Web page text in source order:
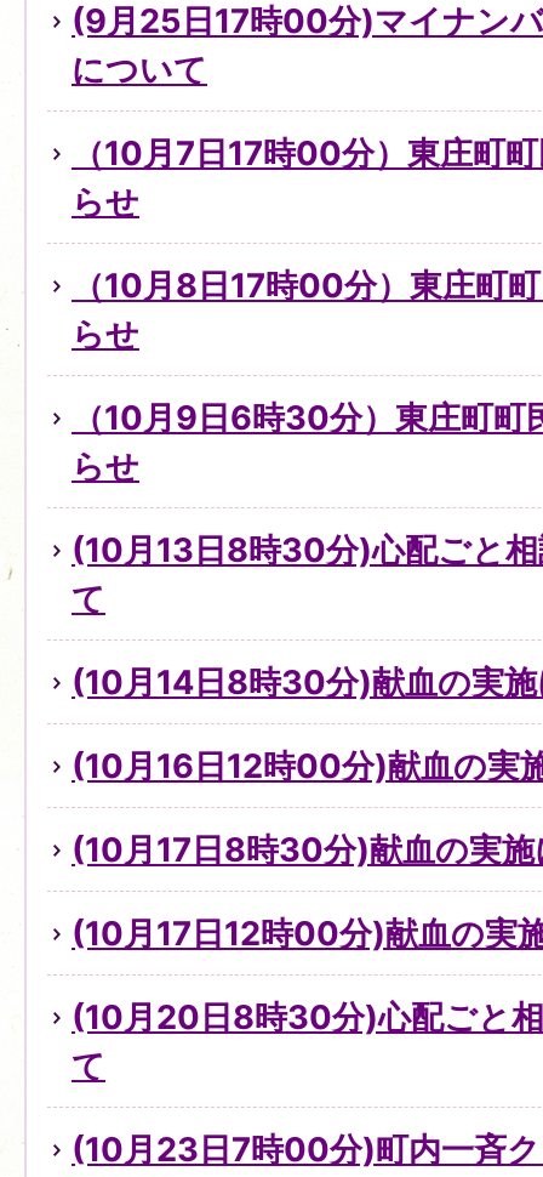
(9月25日17時00分)マイナン
について
（10月7日17時00分）東庄町
らせ
（10月8日17時00分）東庄町
らせ
（10月9日6時30分）東庄町町
らせ
(10月13日8時30分)心配ごと
て
(10月14日8時30分)献血の実
(10月16日12時00分)献血の実
(10月17日8時30分)献血の実
(10月17日12時00分)献血の実
(10月20日8時30分)心配ごと
て
(10月23日7時00分)町内一斉